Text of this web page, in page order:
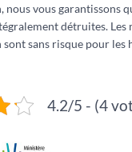
nous vous garantissons
détruites. Les
sont sans risque pour les
4.2/5 - (4